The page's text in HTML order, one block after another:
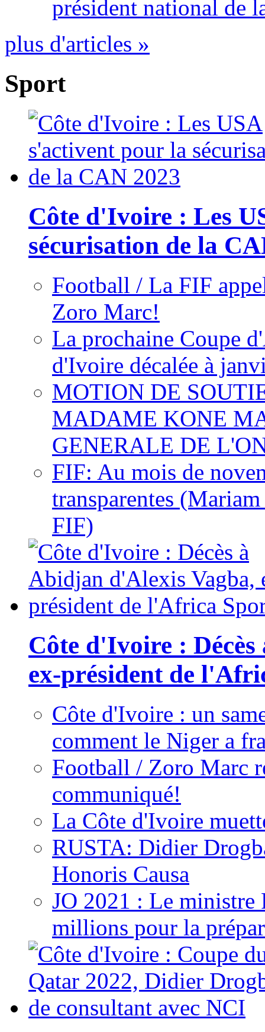
président national de
plus d'articles »
Sport
Côte d'Ivoire : Les
sécurisation de la
Football / La FIF
Zoro Marc!
La prochaine Coupe
d'Ivoire décalée à
MOTION DE
MADAME KONE
GENERALE DE
FIF: Au mois de
transparentes
FIF)
Côte d'Ivoire :
ex-président de
Côte d'Ivoire : un
comment le Niger a
Football / Zoro Marc
communiqué!
La Côte d'Ivoire
RUSTA: Didier
Honoris Causa
JO 2021 : Le ministre
millions pour la